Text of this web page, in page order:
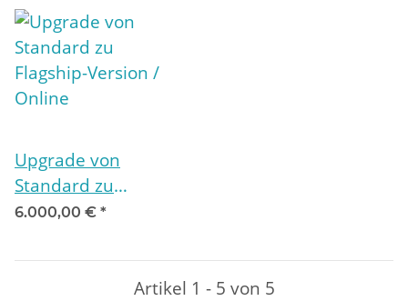
Upgrade von
Standard zu
Flagship-Version /
6.000,00 € *
Artikel 1 - 5 von 5